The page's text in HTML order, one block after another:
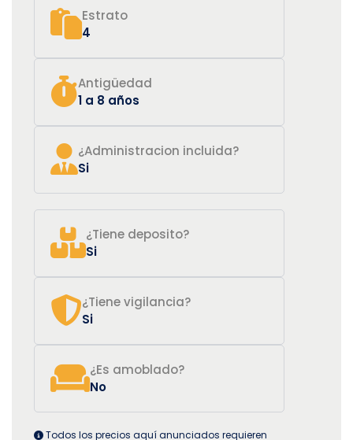
Estrato
4
Antigüedad
1 a 8 años
¿Administracion incluida?
Si
¿Tiene deposito?
Si
¿Tiene vigilancia?
Si
¿Es amoblado?
No
Todos los precios aquí anunciados requieren